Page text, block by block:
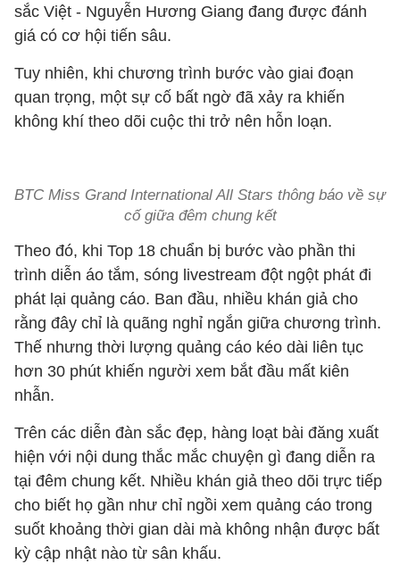
sắc Việt - Nguyễn Hương Giang đang được đánh
giá có cơ hội tiến sâu.
Tuy nhiên, khi chương trình bước vào giai đoạn
quan trọng, một sự cố bất ngờ đã xảy ra khiến
không khí theo dõi cuộc thi trở nên hỗn loạn.
BTC Miss Grand International All Stars thông báo về sự
cố giữa đêm chung kết
Theo đó, khi Top 18 chuẩn bị bước vào phần thi
trình diễn áo tắm, sóng livestream đột ngột phát đi
phát lại quảng cáo. Ban đầu, nhiều khán giả cho
rằng đây chỉ là quãng nghỉ ngắn giữa chương trình.
Thế nhưng thời lượng quảng cáo kéo dài liên tục
hơn 30 phút khiến người xem bắt đầu mất kiên
nhẫn.
Trên các diễn đàn sắc đẹp, hàng loạt bài đăng xuất
hiện với nội dung thắc mắc chuyện gì đang diễn ra
tại đêm chung kết. Nhiều khán giả theo dõi trực tiếp
cho biết họ gần như chỉ ngồi xem quảng cáo trong
suốt khoảng thời gian dài mà không nhận được bất
kỳ cập nhật nào từ sân khấu.